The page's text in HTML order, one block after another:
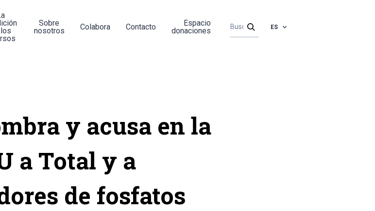
Sobre
nosotros
Colabora Contacto
Espacio
donaciones
ES
y acusa en la
a Total y a
de fosfatos